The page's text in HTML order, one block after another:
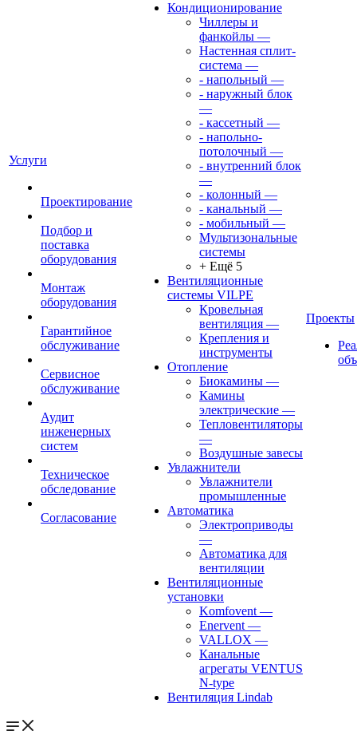
Услуги
Проектирование
Подбор и
поставка
оборудования
Монтаж
оборудования
Гарантийное
обслуживание
Сервисное
обслуживание
Аудит
инженерных
систем
Техническое
обследование
Согласование
Кондиционирование
Чиллеры и
фанкойлы —
Настенная сплит-
система —
- напольный —
- наружный блок
—
- кассетный —
- напольно-
потолочный —
- внутренний блок
—
- колонный —
- канальный —
- мобильный —
Мультизональные
системы
+ Ещё 5
Вентиляционные
системы VILPE
Кровельная
вентиляция —
Крепления и
инструменты
Отопление
Биокамины —
Камины
электрические —
Тепловентиляторы
—
Воздушные завесы
Увлажнители
Увлажнители
промышленные
Автоматика
Электроприводы
—
Автоматика для
вентиляции
Вентиляционные
установки
Komfovent —
Enervent —
VALLOX —
Канальные
агрегаты VENTUS
N-type
Вентиляция Lindab
Проекты